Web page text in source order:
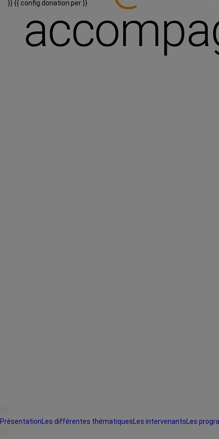
}}{{ config.donation.per }}
Présentation Les différentes thématiques Les intervenants Les